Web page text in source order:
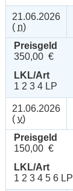
21.06.2026
( n)
Preisgeld
350,00 €
LKL/Art
1 2 3 4 LP
21.06.2026
( v)
Preisgeld
150,00 €
LKL/Art
1 2 3 4 5 6 LP